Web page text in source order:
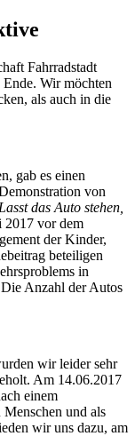
Fahrradstadt
Wir möchten
als auch in die
gab es einen
von
das Auto stehen,
2017 vor dem
der Kinder,
beteiligen
in
Anzahl der Autos
wir leider sehr
Am 14.06.2017
einem
und als
wir uns dazu, am